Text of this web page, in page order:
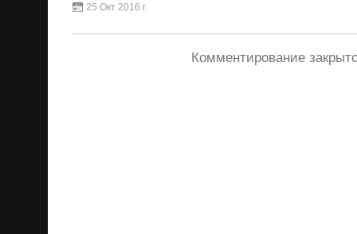
25 Окт 2016 г.
Комментирование